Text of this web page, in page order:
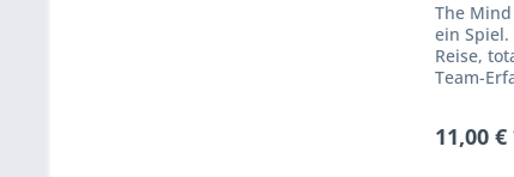
The
ein
Reise,
Team-
11,00